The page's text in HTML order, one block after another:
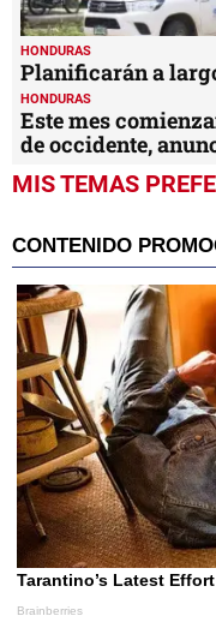
HONDURAS
Planificarán a
HONDURAS
Este mes
de occidente,
MIS TEMAS